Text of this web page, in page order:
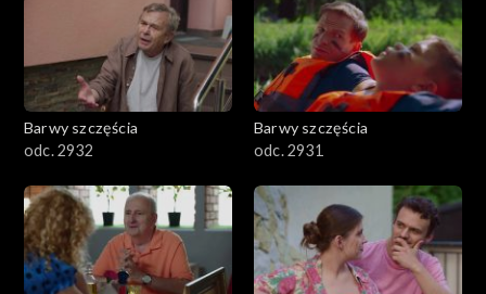
Barwy szczęścia
odc. 2932
Barwy szczęścia
odc. 2931